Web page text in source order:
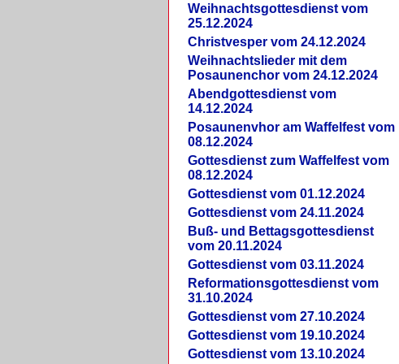
Weihnachtsgottesdienst vom
25.12.2024
Christvesper vom 24.12.2024
Weihnachtslieder mit dem
Posaunenchor vom 24.12.2024
Abendgottesdienst vom
14.12.2024
Posaunenvhor am Waffelfest vom
08.12.2024
Gottesdienst zum Waffelfest vom
08.12.2024
Gottesdienst vom 01.12.2024
Gottesdienst vom 24.11.2024
Buß- und Bettagsgottesdienst
vom 20.11.2024
Gottesdienst vom 03.11.2024
Reformationsgottesdienst vom
31.10.2024
Gottesdienst vom 27.10.2024
Gottesdienst vom 19.10.2024
Gottesdienst vom 13.10.2024